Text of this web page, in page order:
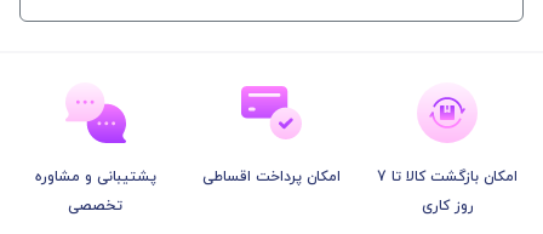
امکان بازگشت کالا تا 7
روز کاری
امکان پرداخت اقساطی
پشتیبانی و مشاوره
تخصصی